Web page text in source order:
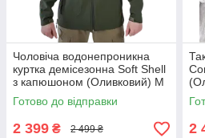
Чоловіча водонепроникна
куртка демісезонна Soft Shell
з капюшоном (Оливковий) M
Готово до відправки
2 399 ₴ 2 499 ₴ 2